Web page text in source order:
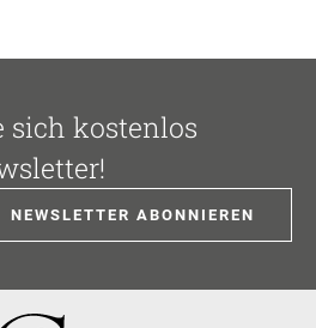
sich kostenlos
NEWSLETTER ABONNIEREN